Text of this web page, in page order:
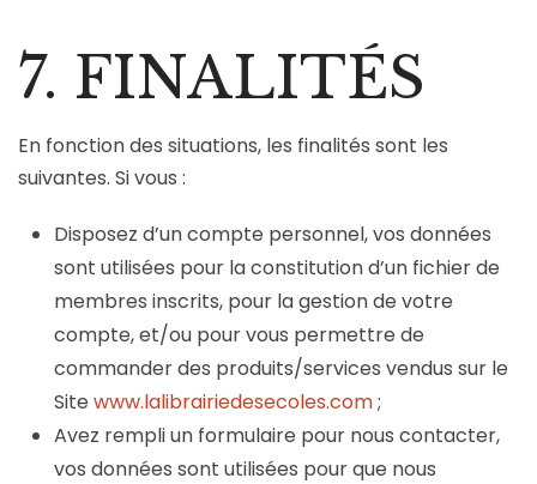
7. FINALITÉS
En fonction des situations, les finalités sont les
suivantes. Si vous :
Disposez d’un compte personnel, vos données
sont utilisées pour la constitution d’un fichier de
membres inscrits, pour la gestion de votre
compte, et/ou pour vous permettre de
commander des produits/services vendus sur le
Site www.lalibrairiedesecoles.com;
Avez rempli un formulaire pour nous contacter,
vos données sont utilisées pour que nous